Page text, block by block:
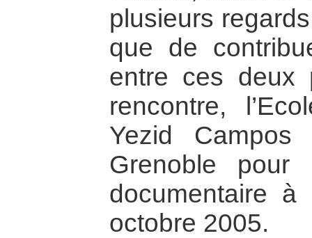
plusieurs
que de
entre ces deux
rencontre,
Yezid
Grenoble
documentaire
octobre 2005.